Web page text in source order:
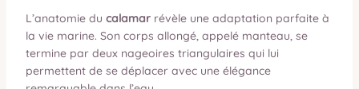
L’anatomie du calamarrévèle une adaptation parfaite à
la vie marine. Son corps allongé, appelé manteau, se
termine par deux nageoires triangulaires qui lui
permettent de se déplacer avec une élégance